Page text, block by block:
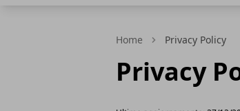
Home Privacy Policy
Privacy